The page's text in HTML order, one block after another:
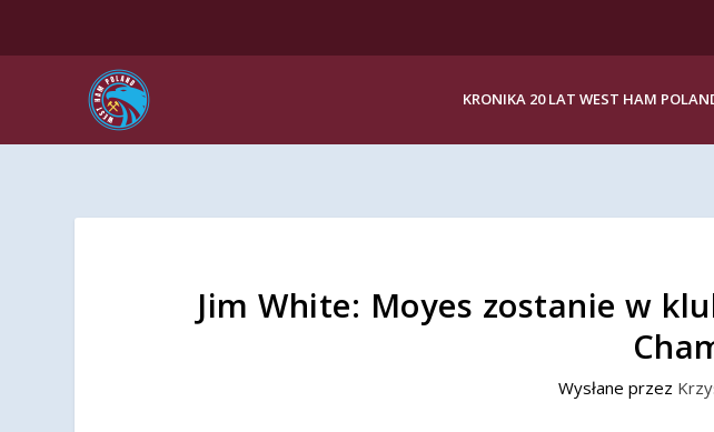
KRONIKA 20 LAT WEST HAM
Jim White: Moyes zostanie w
Wysłane przez